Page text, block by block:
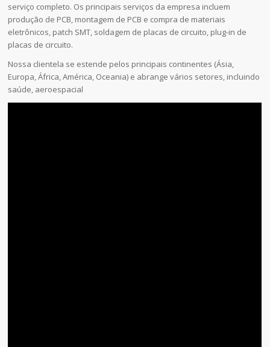
serviço completo. Os principais serviços da empresa incluem
produção de PCB, montagem de PCB e compra de materiais
eletrônicos, patch SMT, soldagem de placas de circuito, plug-in de
placas de circuito.
Nossa clientela se estende pelos principais continentes (Ásia,
Europa, África, América, Oceania) e abrange vários setores, incluindo
saúde, aeroespacial